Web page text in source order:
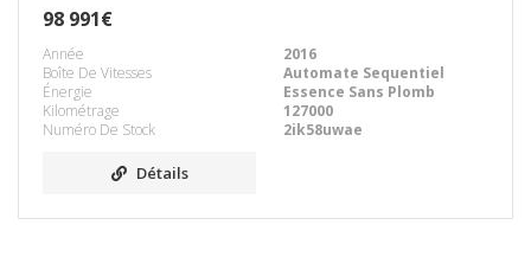
98 991€
Année
2016
Boîte De Vitesses
Automate Sequentiel
Énergie
Essence Sans Plomb
Kilométrage
127000
Numéro De Stock
2ik58uwae
Détails